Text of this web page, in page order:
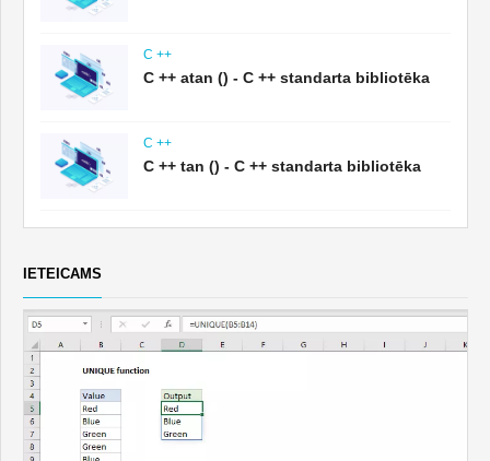
C ++
C ++ atan () - C ++ standarta bibliotēka
C ++
C ++ tan () - C ++ standarta bibliotēka
IETEICAMS